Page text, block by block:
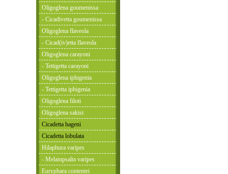
Oligoglena goumenissa
- Cicadivetta goumenissa
Oligoglena flaveola
- Cicad(iv)etta flaveola
Oligoglena carayoni
- Tettigetta carayoni
Oligoglena iphigenia
- Tettigetta iphigenia
Oligoglena filoti
Oligoglena sakisi
Cicadetta hageni
Cicadetta lobulata
Hilaphura varipes
- Melampsalta varipes
Euryphara contentei